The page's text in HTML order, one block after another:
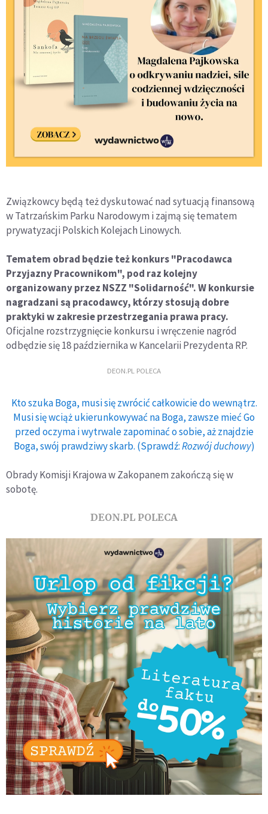
Związkowcy będą też dyskutować nad sytuacją finansową
w Tatrzańskim Parku Narodowym i zajmą się tematem
prywatyzacji Polskich Kolejach Linowych.
Tematem obrad będzie też konkurs "Pracodawca
Przyjazny Pracownikom", pod raz kolejny
organizowany przez NSZZ "Solidarność". W konkursie
nagradzani są pracodawcy, którzy stosują dobre
praktyki w zakresie przestrzegania prawa pracy.
Oficjalne rozstrzygnięcie konkursu i wręczenie nagród
odbędzie się 18 października w Kancelarii Prezydenta RP.
DEON.PL POLECA
Kto szuka Boga, musi się zwrócić całkowicie do wewnątrz.
Musi się wciąż ukierunkowywać na Boga, zawsze mieć Go
przed oczyma i wytrwale zapominać o sobie, aż znajdzie
Boga, swój prawdziwy skarb. (Sprawdź:Rozwój duchowy)
Obrady Komisji Krajowa w Zakopanem zakończą się w
sobotę.
DEON.PL POLECA